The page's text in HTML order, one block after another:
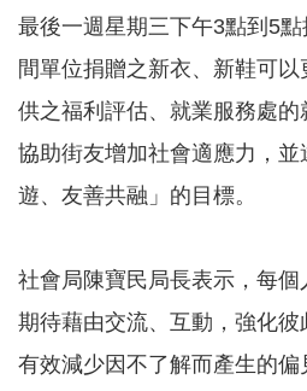
政
府
公
開
訊
社
構
地
圖
新
最後一週星期三下午3點到5
間單位捐贈之新衣、新鞋可
供之福利評估、就業服務處
協助街友增加社會適應力，
遊、友善共融」的目標。
社會局陳寶民局長表示，每個
期待藉由交流、互動，強化
有效減少因不了解而產生的偏